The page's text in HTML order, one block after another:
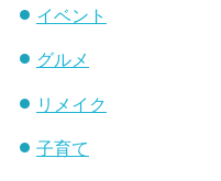
イベント
グルメ
リメイク
子育て